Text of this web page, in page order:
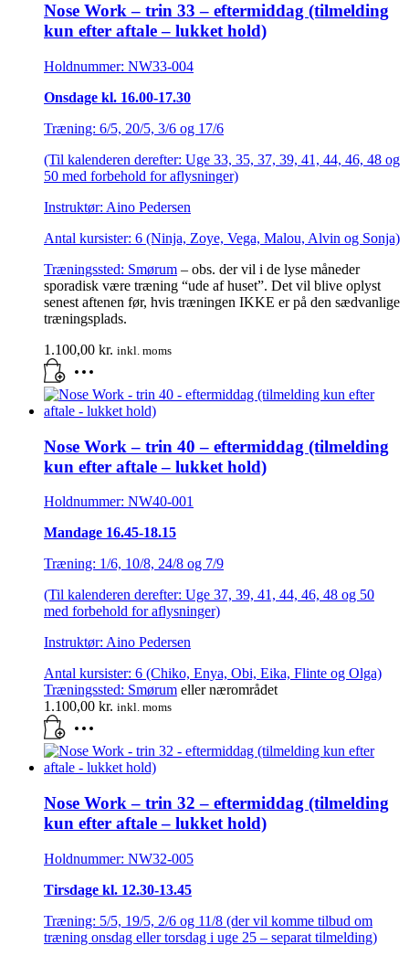
Nose Work – trin 33 – eftermiddag (tilmelding
kun efter aftale – lukket hold)
Holdnummer: NW33-004
Onsdage kl. 16.00-17.30
Træning: 6/5, 20/5, 3/6 og 17/6
(Til kalenderen derefter: Uge 33, 35, 37, 39, 41, 44, 46, 48 og
50 med forbehold for aflysninger)
Instruktør: Aino Pedersen
Antal kursister: 6 (Ninja, Zoye, Vega, Malou, Alvin og Sonja)
Træningssted: Smørum – obs. der vil i de lyse måneder
sporadisk være træning “ude af huset”. Det vil blive oplyst
senest aftenen før, hvis træningen IKKE er på den sædvanlige
træningsplads.
1.100,00 kr. inkl. moms
Nose Work – trin 40 – eftermiddag (tilmelding
kun efter aftale – lukket hold)
Holdnummer: NW40-001
Mandage 16.45-18.15
Træning: 1/6, 10/8, 24/8 og 7/9
(Til kalenderen derefter: Uge 37, 39, 41, 44, 46, 48 og 50
med forbehold for aflysninger)
Instruktør: Aino Pedersen
Antal kursister: 6 (Chiko, Enya, Obi, Eika, Flinte og Olga)
Træningssted: Smørum eller nærområdet
1.100,00 kr. inkl. moms
Nose Work – trin 32 – eftermiddag (tilmelding
kun efter aftale – lukket hold)
Holdnummer: NW32-005
Tirsdage kl. 12.30-13.45
Træning: 5/5, 19/5, 2/6 og 11/8 (der vil komme tilbud om
træning onsdag eller torsdag i uge 25 – separat tilmelding)